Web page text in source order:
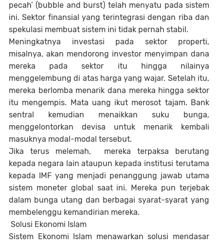
pecah’ (bubble and burst) telah menyatu pada sistem
ini. Sektor finansial yang terintegrasi dengan riba dan
spekulasi membuat sistem ini tidak pernah stabil.
Meningkatnya investasi pada sektor properti,
misalnya, akan mendorong investor menyimpan dana
mereka pada sektor itu hingga nilainya
menggelembung di atas harga yang wajar. Setelah itu,
mereka berlomba menarik dana mereka hingga sektor
itu mengempis. Mata uang ikut merosot tajam. Bank
sentral kemudian menaikkan suku bunga,
menggelontorkan devisa untuk menarik kembali
masuknya modal-modal tersebut.
Jika terus melemah, mereka terpaksa berutang
kepada negara lain ataupun kepada institusi terutama
kepada IMF yang menjadi penanggung jawab utama
sistem moneter global saat ini. Mereka pun terjebak
dalam bunga utang dan berbagai syarat-syarat yang
membelenggu kemandirian mereka.
Solusi Ekonomi Islam
Sistem Ekonomi Islam menawarkan solusi mendasar